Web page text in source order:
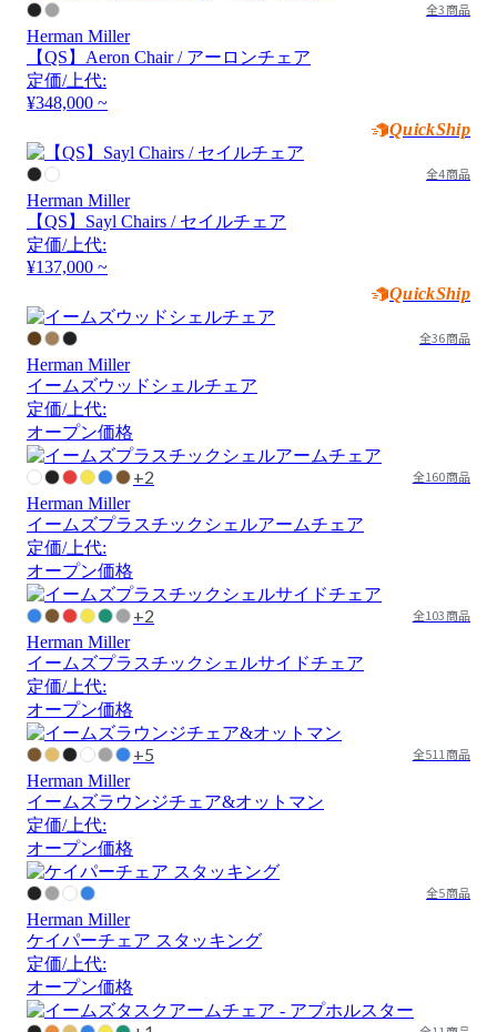
全3商品
Herman Miller
【QS】Aeron Chair / アーロンチェア
定価/上代:
¥348,000 ~
QuickShip
全4商品
Herman Miller
【QS】Sayl Chairs / セイルチェア
定価/上代:
¥137,000 ~
QuickShip
全36商品
Herman Miller
イームズウッドシェルチェア
定価/上代:
オープン価格
+2 全160商品
Herman Miller
イームズプラスチックシェルアームチェア
定価/上代:
オープン価格
+2 全103商品
Herman Miller
イームズプラスチックシェルサイドチェア
定価/上代:
オープン価格
+5 全511商品
Herman Miller
イームズラウンジチェア&オットマン
定価/上代:
オープン価格
全5商品
Herman Miller
ケイパーチェア スタッキング
定価/上代:
オープン価格